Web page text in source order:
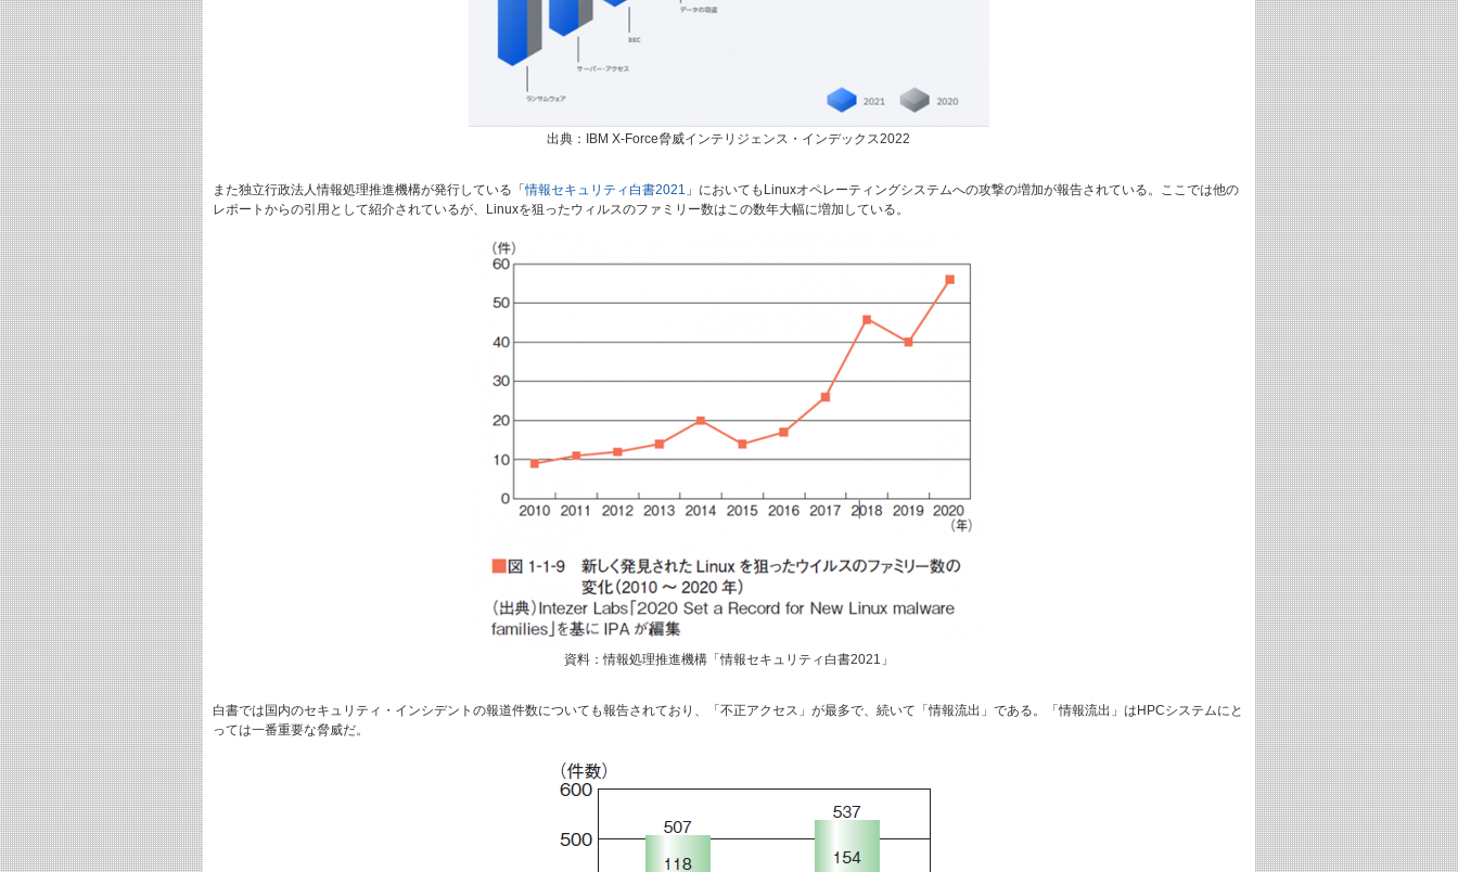
出典：IBM X-Force脅威インテリジェンス・インデックス2022
また独立行政法人情報処理推進機構が発行している「情報セキュリティ白書2021 」においてもLinuxオペレーティングシステムへの攻撃の増加が報告されている。ここでは他の
レポートからの引用として紹介されているが、Linuxを狙ったウィルスのファミリー数はこの数年大幅に増加している。
資料：情報処理推進機構「情報セキュリティ白書2021」
白書では国内のセキュリティ・インシデントの報道件数についても報告されており、「不正アクセス」が最多で、続いて「情報流出」である。「情報流出」はHPCシステムにと
っては一番重要な脅威だ。